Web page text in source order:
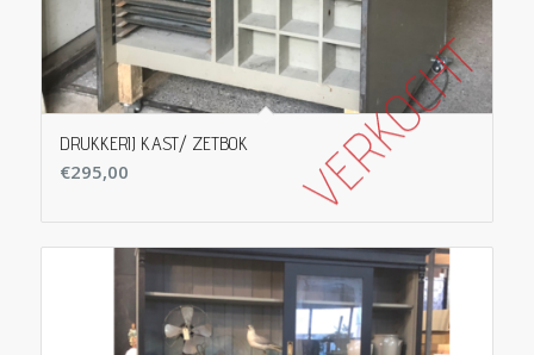
DRUKKERIJ KAST/ ZETBOK
€295,00